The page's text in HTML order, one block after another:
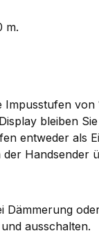
m.
von
bleiben
entweder als
Handsender
Dämmerung
ausschalten.